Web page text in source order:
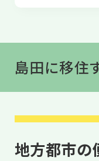
島田に移住
地方都市の